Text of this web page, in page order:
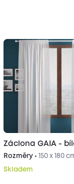
Záclona GAIA -
Rozměry • 150 x 180
Skladem